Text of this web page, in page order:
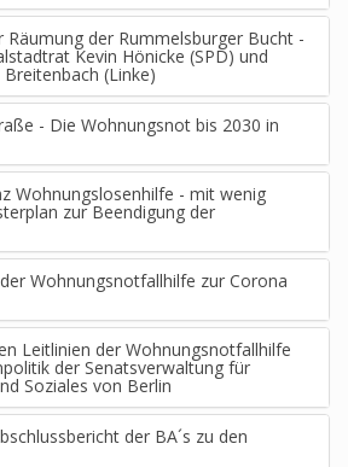
Räumung der Rummelsburger Bucht -
Kevin Hönicke (SPD) und
(Linke)
- Die Wohnungsnot bis 2030 in
Wohnungslosenhilfe - mit wenig
zur Beendigung der
Wohnungsnotfallhilfe zur Corona
Leitlinien der Wohnungsnotfallhilfe
der Senatsverwaltung für
Soziales von Berlin
der BA´s zu den